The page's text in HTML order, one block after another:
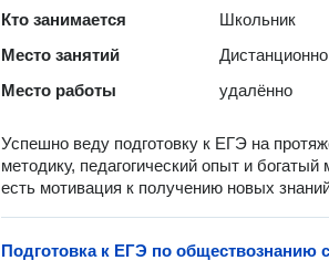
Кто занимается
Школьник
Место занятий
Дистанционно
Место работы
удалённо
Успешно веду подготовку к ЕГЭ на
методику, педагогический опыт и
есть мотивация к получению новых
Подготовка к ЕГЭ по обществознанию